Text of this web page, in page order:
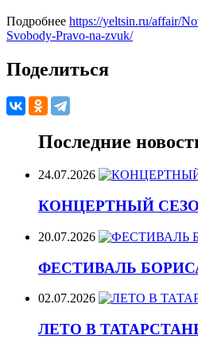
Подробнее https://yeltsin.ru/affair/
Svobody-Pravo-na-zvuk/
Поделиться
Последние
24.07.2026
КОНЦЕРТНЫЙ
20.07.2026
ФЕСТИВАЛЬ
02.07.2026
ЛЕТО В